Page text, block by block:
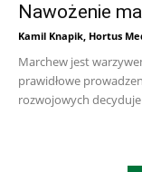
Nawożenie
Kamil Knapik, Hortus
Marchew jest
prawidłowe
rozwojowych